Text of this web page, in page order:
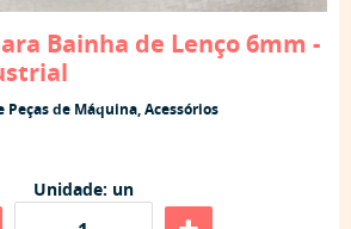
Bainha de Lenço 6mm -
Peças de Máquina,Acessórios
Unidade: un